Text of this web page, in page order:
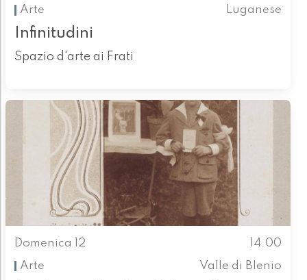
Arte
Luganese
Infinitudini
Spazio d'arte ai Frati
Domenica 12
14.00
Arte
Valle di Blenio